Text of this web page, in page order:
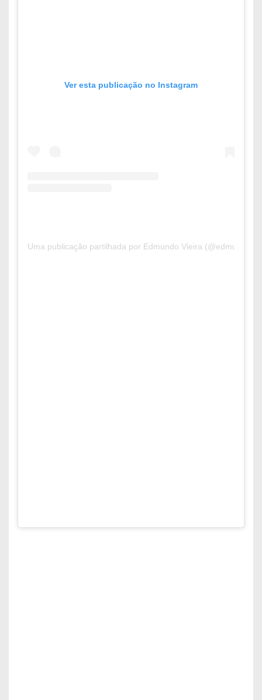
Ver esta publicação no Instagram
Uma publicação partilhada por Edmundo Vieira